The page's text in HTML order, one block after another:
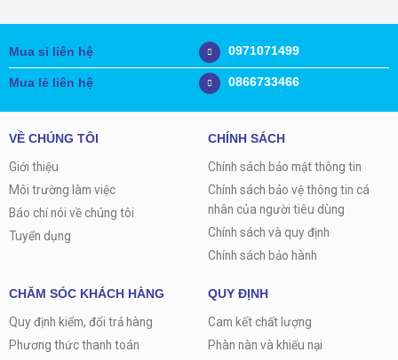
Mua sỉ liên hệ 0971071499
Mua lẻ liên hệ 0866733466
VỀ CHÚNG TÔI
Giới thiệu
Môi trường làm việc
Báo chí nói về chúng tôi
Tuyển dụng
CHÍNH SÁCH
Chính sách bảo mật thông tin
Chính sách bảo vệ thông tin cá
nhân của người tiêu dùng
Chính sách và quy định
Chính sách bảo hành
CHĂM SÓC KHÁCH HÀNG
Quy định kiểm, đổi trả hàng
Phương thức thanh toán
QUY ĐỊNH
Cam kết chất lượng
Phàn nàn và khiếu nại